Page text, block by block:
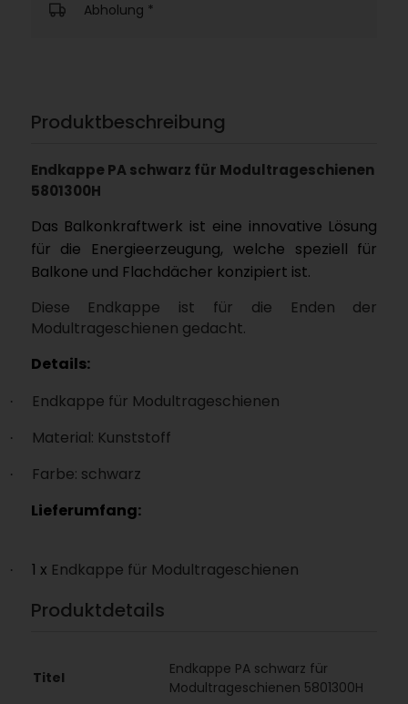
Abholung *
Produktbeschreibung
Endkappe PA schwarz für Modultrageschienen
5801300H
Das Balkonkraftwerk ist eine innovative Lösung
für die Energieerzeugung, welche speziell für
Balkone und Flachdächer konzipiert ist.
Diese Endkappe ist für die Enden der
Modultrageschienen gedacht.
Details:
· Endkappe für Modultrageschienen
· Material: Kunststoff
·
Farbe: schwarz
Lieferumfang:
· 1 x Endkappe für Modultrageschienen
Produktdetails
Titel
Endkappe PA schwarz für
Modultrageschienen 5801300H